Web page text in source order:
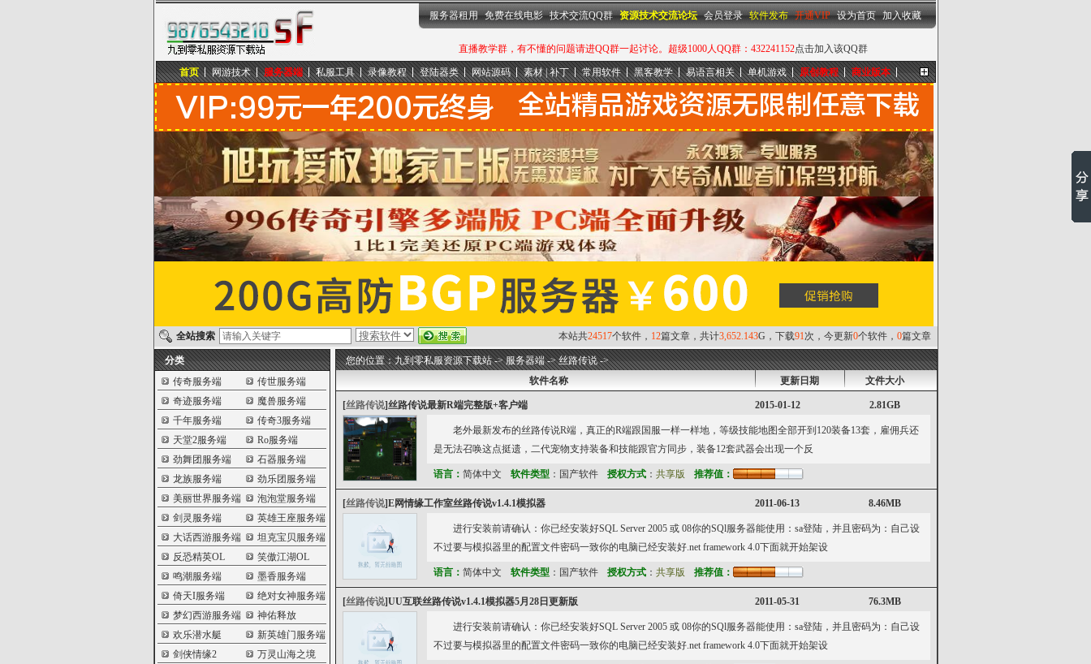
九到零私服资源下载站
设为首页|加入收藏
直播教学群，有不懂的问题请进QQ群一起讨论。超级1000人QQ群：432241152点击加入该QQ群
服务器租用 免费在线电影 技术交流QQ群 资源技术交流论坛 会员登录 软件发布 开通VIP 设为首页 加入收藏
更多...
首页 网游技术 服务器端 私服工具 录像教程 登陆器类 网站源码 素材 | 补丁 常用软件 黑客教学 易语言相关 单机游戏 原创教程 商业版本
本站共24517个软件， 12篇文章，共计3,652.143G，下载91次，今更新0个软件， 0篇文章
全站搜索
分类
传奇服务端
传世服务端
奇迹服务端
魔兽服务端
千年服务端
传奇3服务端
天堂2服务端
Ro服务端
劲舞团服务端
石器服务端
龙族服务端
劲乐团服务端
美丽世界服务端
泡泡堂服务端
剑灵服务端
英雄王座服务端
大话西游服务端
坦克宝贝服务端
反恐精英OL
笑傲江湖OL
鸣潮服务端
墨香服务端
倚天I服务端
绝对女神服务端
梦幻西游服务端
神佑释放
欢乐潜水艇
新英雄门服务端
剑侠情缘2
万灵山海之境
您的位置：九到零私服资源下载站->服务器端->丝路传说->
软件名称
更新日期 文件大小
[丝路传说]丝路传说最新R端完整版+客户端 2015-01-12 2.81GB
老外最新发布的丝路传说R端，真正的R端跟国服一样一样地，等级技能地图全部开到120装备13套，雇佣兵还
是无法召唤这点挺遗，二代宠物支持装备和技能跟官方同步，装备12套武器会出现一个反
语言： 简体中文 软件类型：国产软件 授权方式： 共享版 推荐值：
[丝路传说]E网情缘工作室丝路传说v1.4.1模拟器 2011-06-13 8.46MB
进行安装前请确认：你已经安装好SQL Server 2005 或 08你的SQl服务器能使用：sa登陆，并且密码为：自己设
不过要与模拟器里的配置文件密码一致你的电脑已经安装好.net framework 4.0下面就开始架设
语言： 简体中文 软件类型：国产软件 授权方式： 共享版 推荐值：
[丝路传说]UU互联丝路传说v1.4.1模拟器5月28日更新版 2011-05-31 76.3MB
进行安装前请确认：你已经安装好SQL Server 2005 或 08你的SQl服务器能使用：sa登陆，并且密码为：自己设
不过要与模拟器里的配置文件密码一致你的电脑已经安装好.net framework 4.0下面就开始架设